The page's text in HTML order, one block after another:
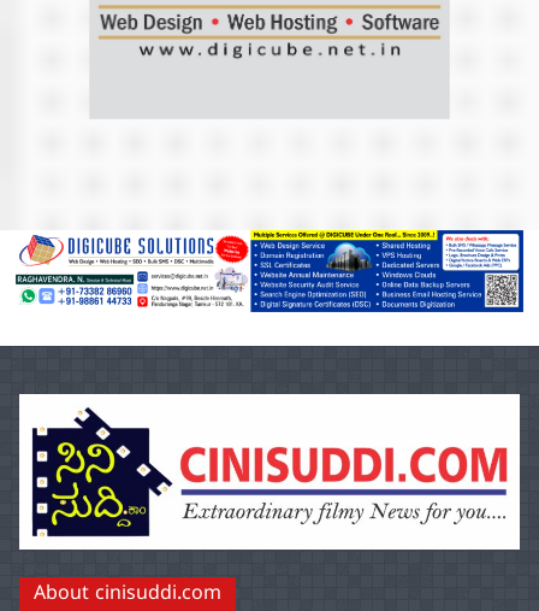
About cinisuddi.com